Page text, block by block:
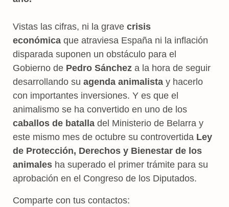
Vistas las cifras, ni la grave crisis
económica que atraviesa España ni la inflación
disparada suponen un obstáculo para el
Gobierno de Pedro Sánchez a la hora de seguir
desarrollando su agenda animalista y hacerlo
con importantes inversiones. Y es que el
animalismo se ha convertido en uno de los
caballos de batalla del Ministerio de Belarra y
este mismo mes de octubre su controvertida Ley
de Protección, Derechos y Bienestar de los
animales ha superado el primer trámite para su
aprobación en el Congreso de los Diputados.
Comparte con tus contactos: